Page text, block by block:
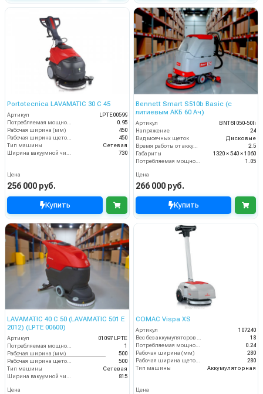
Portotecnica LAVAMATIC 30 С 45
Артикул
LPTE00599
0.95
Рабочая ширина (мм)
450
450
Тип машины
Сетевая
730
Цена
256 000 руб.
Купить
Bennett Smart S510b Basic (с
литиевым АКБ 60 Ач)
Артикул
BNT61050-50li
Напряжение
24
Вид моечных щеток
Дисковые
Время работы от аккумуляторов (ч)
2.5
Габариты
1320 × 540 × 1060
1.05
Цена
266 000 руб.
Купить
LAVAMATIC 40 C 50 (LAVAMATIC 501 E
2012) (LPTE 00600)
Артикул
01097 LPTE
Потребляемая мощность (кВт)
1
Рабочая ширина (мм)
500
Рабочая ширина щеток (мм)
500
Тип машины
Сетевая
Ширина вакуумной чистки (мм)
815
Цена
COMAC Vispa XS
Артикул
107240
Вес без аккумуляторов (кг)
18
Потребляемая мощность (кВт)
0.24
Рабочая ширина (мм)
280
Рабочая ширина щеток (мм)
280
Тип машины
Аккумуляторная
Цена